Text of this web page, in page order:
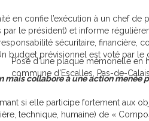
Pose d'une plaque mémorielle en
commune d'Escalles, Pas-de-
en confie l’exécution à un chef
le président) et informe
sécuritaire, financière,
budget prévisionnel est voté par
mais collabore à une action menée
si elle participe fortement aux
technique, humaine) de «